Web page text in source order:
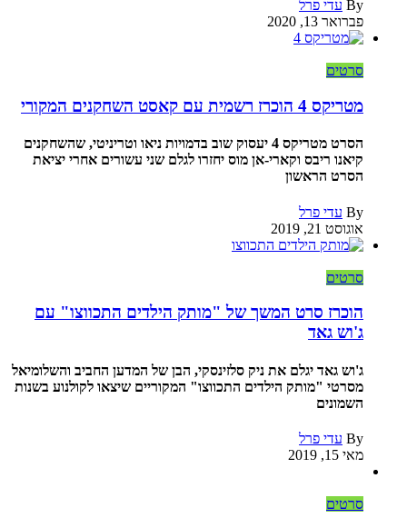
By עדי פרל
פברואר 13, 2020
סרטים
מטריקס 4 הוכרז רשמית עם קאסט השחקנים המקורי
הסרט מטריקס 4 יעסוק שוב בדמויות ניאו וטריניטי, שהשחקנים
קיאנו ריבס וקארי-אן מוס יחזרו לגלם שני עשורים אחרי יציאת
הסרט הראשון
By עדי פרל
אוגוסט 21, 2019
סרטים
הוכרז סרט המשך של "מותק הילדים התכווצו" עם
ג'וש גאד
ג'וש גאד יגלם את ניק סלזינסקי, הבן של המדען החביב והשלומיאל
מסרטי "מותק הילדים התכווצו" המקוריים שיצאו לקולנוע בשנות
השמונים
By עדי פרל
מאי 15, 2019
סרטים